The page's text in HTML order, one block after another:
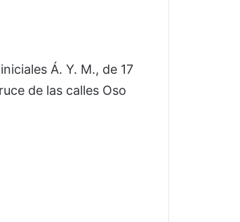
Á. Y. M., de 17
de las calles Oso